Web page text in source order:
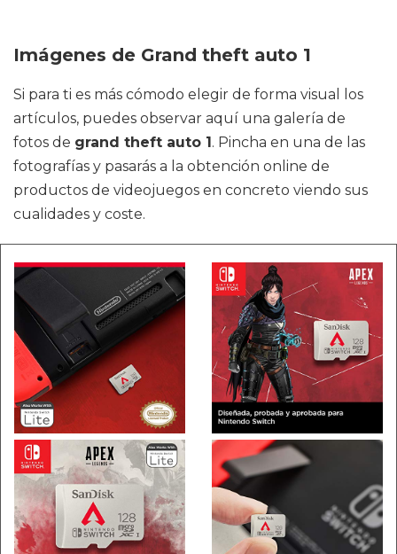
Imágenes de Grand theft auto 1
Si para ti es más cómodo elegir de forma visual los
artículos, puedes observar aquí una galería de
fotos de grand theft auto 1. Pincha en una de las
fotografías y pasarás a la obtención online de
productos de videojuegos en concreto viendo sus
cualidades y coste.